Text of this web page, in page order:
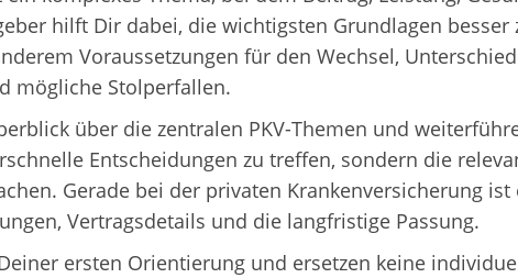
hilft Dir dabei, die wichtigsten Grundlagen
Voraussetzungen für den Wechsel,
mögliche Stolperfallen.
über die zentralen PKV-Themen und
Entscheidungen zu treffen, sondern die
Gerade bei der privaten Krankenversicherung
Vertragsdetails und die langfristige Passung.
ersten Orientierung und ersetzen keine